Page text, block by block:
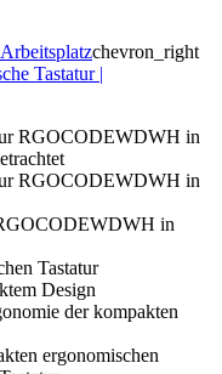
chevron_right
Tastatur |